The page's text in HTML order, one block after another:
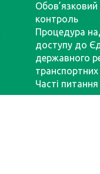
Обов’язковий
контроль
Процедура
доступу до
державного
транспортних
Часті питання